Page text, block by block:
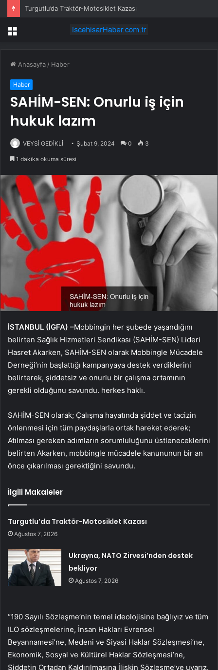
Turgutlu’da Traktör-Motosiklet Kazası
Menü
Anasayfa / Haber
Haber
SAHİM-SEN: Onurlu iş için
hukuk lazım
VEYSİ GEDİKLİ Şubat 9, 2024 0 3
1 dakika okuma süresi
İSTANBUL (İGFA) –Mobbingin her şubede yaşandığını
belirten Sağlık Hizmetleri Sendikası (SAHİM-SEN) Lideri
Hasret Akarken, SAHİM-SEN olarak Mobbingle Mücadele
Derneği’nin başlattığı kampanyaya destek verdiklerini
belirterek, şiddetsiz ve onurlu bir çalışma ortamının
gerekli olduğunu savundu. herkes haklı.
SAHİM-SEN olarak; Çalışma hayatında şiddet ve tacizin
önlenmesi için tüm paydaşlarla ortak hareket ederek;
Atılması gereken adımların sorumluluğunu üstleneceklerini
belirten Akarken, mobbingle mücadele kanununun bir an
önce çıkarılması gerektiğini savundu.
İlgili Makaleler
Turgutlu’da Traktör-Motosiklet Kazası
Ağustos 7, 2026
Ukrayna, NATO Zirvesi’nden destek
bekliyor
Ağustos 7, 2026
“190 Sayılı Sözleşme’nin temel ideolojisine bağlıyız ve tüm
ILO sözleşmelerine, İnsan Hakları Evrensel
Beyannamesi’ne, Medeni ve Siyasi Haklar Sözleşmesi’ne,
Ekonomik, Sosyal ve Kültürel Haklar Sözleşmesi’ne,
Şiddetin Ortadan Kaldırılmasına İlişkin Sözleşme’ye uyarız.